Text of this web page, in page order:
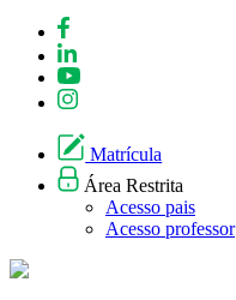
Matrícula
Área Restrita
Acesso pais
Acesso professor